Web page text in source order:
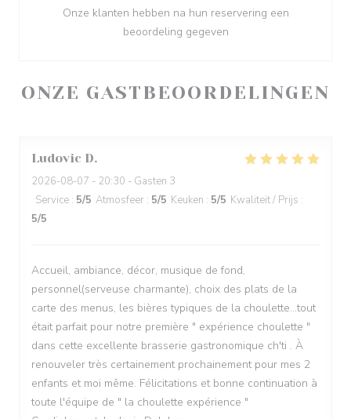
ONZE GASTBEOORDELINGEN
Ludovic D
2026-08-07 - 20:30 - Gasten 3
Service : 5/5 Atmosfeer : 5/5 Keuken : 5/5 Kwaliteit / Prijs :
5/5
Accueil, ambiance, décor, musique de fond,
personnel(serveuse charmante), choix des plats de la
carte des menus, les bières typiques de la choulette...tout
était parfait pour notre première " expérience choulette "
dans cette excellente brasserie gastronomique ch'ti . À
renouveler très certainement prochainement pour mes 2
enfants et moi même. Félicitations et bonne continuation à
toute l'équipe de " la choulette expérience "
Onze klanten hebben na hun reservering een
beoordeling gegeven